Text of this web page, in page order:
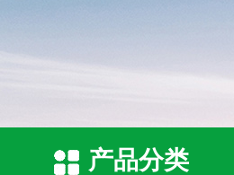
产品分类